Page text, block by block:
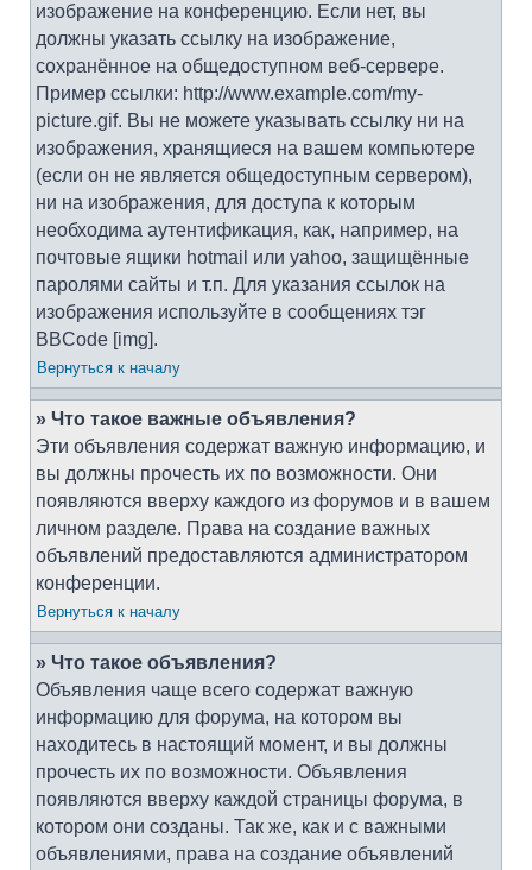
изображение на конференцию. Если нет, вы
должны указать ссылку на изображение,
сохранённое на общедоступном веб-сервере.
Пример ссылки: http://www.example.com/my-
picture.gif. Вы не можете указывать ссылку ни на
изображения, хранящиеся на вашем компьютере
(если он не является общедоступным сервером),
ни на изображения, для доступа к которым
необходима аутентификация, как, например, на
почтовые ящики hotmail или yahoo, защищённые
паролями сайты и т.п. Для указания ссылок на
изображения используйте в сообщениях тэг
BBCode [img].
Вернуться к началу
» Что такое важные объявления?
Эти объявления содержат важную информацию, и
вы должны прочесть их по возможности. Они
появляются вверху каждого из форумов и в вашем
личном разделе. Права на создание важных
объявлений предоставляются администратором
конференции.
Вернуться к началу
» Что такое объявления?
Объявления чаще всего содержат важную
информацию для форума, на котором вы
находитесь в настоящий момент, и вы должны
прочесть их по возможности. Объявления
появляются вверху каждой страницы форума, в
котором они созданы. Так же, как и с важными
объявлениями, права на создание объявлений